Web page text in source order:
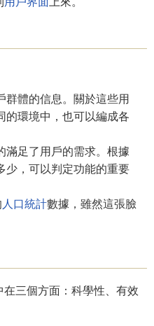
群體的信息。關於這些用
的環境中，也可以編成各
滿足了用戶的需求。根據
少，可以判定功能的重要
人口統計數據，雖然這張臉
三個方面：科學性、有效